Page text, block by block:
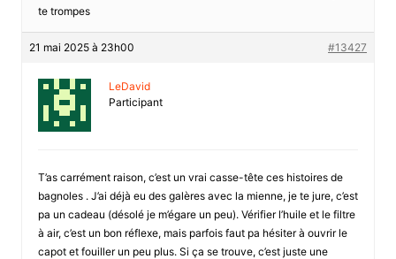
te trompes
21 mai 2025 à 23h00 #13427
LeDavid
Participant
T’as carrément raison, c’est un vrai casse-tête ces histoires de
bagnoles . J’ai déjà eu des galères avec la mienne, je te jure, c’est
pa un cadeau (désolé je m’égare un peu). Vérifier l’huile et le filtre
à air, c’est un bon réflexe, mais parfois faut pa hésiter à ouvrir le
capot et fouiller un peu plus. Si ça se trouve, c’est juste une